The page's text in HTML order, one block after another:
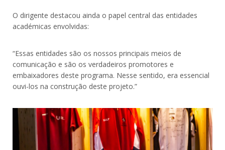
O dirigente destacou ainda o papel central das entidades
académicas envolvidas:
“Essas entidades são os nossos principais meios de
comunicação e são os verdadeiros promotores e
embaixadores deste programa. Nesse sentido, era essencial
ouvi-los na construção deste projeto.”